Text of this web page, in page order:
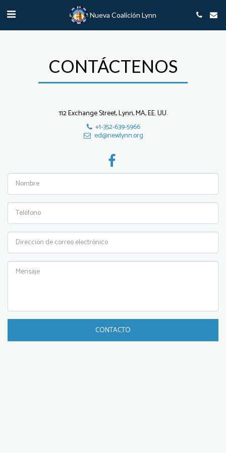
Nueva Coalición Lynn
CONTÁCTENOS
112 Exchange Street, Lynn, MA, EE. UU.
+1-352-639-5966
ed@newlynn.org
CONTACTO